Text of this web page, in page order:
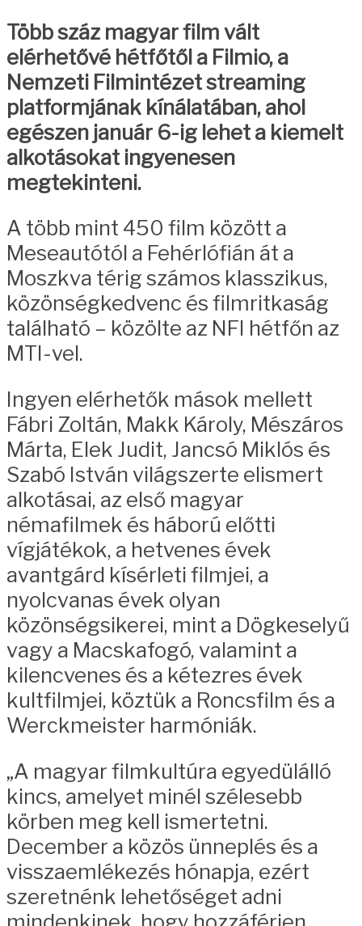
Több száz magyar film vált
elérhetővé hétfőtől a Filmio, a
Nemzeti Filmintézet streaming
platformjának kínálatában, ahol
egészen január 6-ig lehet a kiemelt
alkotásokat ingyenesen
megtekinteni.
A több mint 450 film között a
Meseautótól a Fehérlófián át a
Moszkva térig számos klasszikus,
közönségkedvenc és filmritkaság
található – közölte az NFI hétfőn az
MTI-vel.
Ingyen elérhetők mások mellett
Fábri Zoltán, Makk Károly, Mészáros
Márta, Elek Judit, Jancsó Miklós és
Szabó István világszerte elismert
alkotásai, az első magyar
némafilmek és háború előtti
vígjátékok, a hetvenes évek
avantgárd kísérleti filmjei, a
nyolcvanas évek olyan
közönségsikerei, mint a Dögkeselyű
vagy a Macskafogó, valamint a
kilencvenes és a kétezres évek
kultfilmjei, köztük a Roncsfilm és a
Werckmeister harmóniák.
„A magyar filmkultúra egyedülálló
kincs, amelyet minél szélesebb
körben meg kell ismertetni.
December a közös ünneplés és a
visszaemlékezés hónapja, ezért
szeretnénk lehetőséget adni